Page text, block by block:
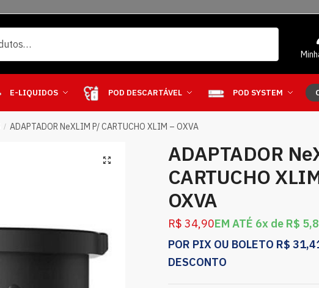
E-LIQUIDOS POD DESCARTÁVEL POD SYSTEM
/ ADAPTADOR NeXLIM P/ CARTUCHO XLIM – OXVA
ADAPTADOR
CARTUCHO
OXVA
R$ 34,90EM ATÉ 6x de R$
POR PIX OU BOLETO R$
DESCONTO